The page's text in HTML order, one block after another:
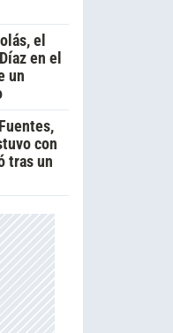
el
en el
un
con
tras un